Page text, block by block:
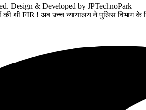
Design & Developed by JPTechnoPark
की थी FIR ! अब उच्च न्यायालय ने पुलिस विभाग के